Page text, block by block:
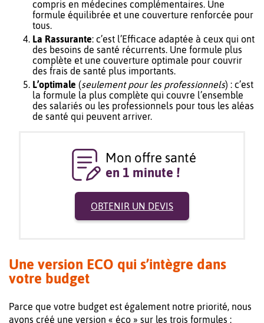
compris en médecines complémentaires. Une
formule équilibrée et une couverture renforcée pour
tous.
La Rassurante: c’est l’Efficace adaptée à ceux qui ont
des besoins de santé récurrents. Une formule plus
complète et une couverture optimale pour couvrir
des frais de santé plus importants.
L’optimale (seulement pour les professionnels) : c’est
la formule la plus complète qui couvre l’ensemble
des salariés ou les professionnels pour tous les aléas
de santé qui peuvent arriver.
Mon offre santé
en 1 minute !
OBTENIR UN DEVIS
Une version ECO qui s’intègre dans
votre budget
Parce que votre budget est également notre priorité, nous
avons créé une version « éco » sur les trois formules :